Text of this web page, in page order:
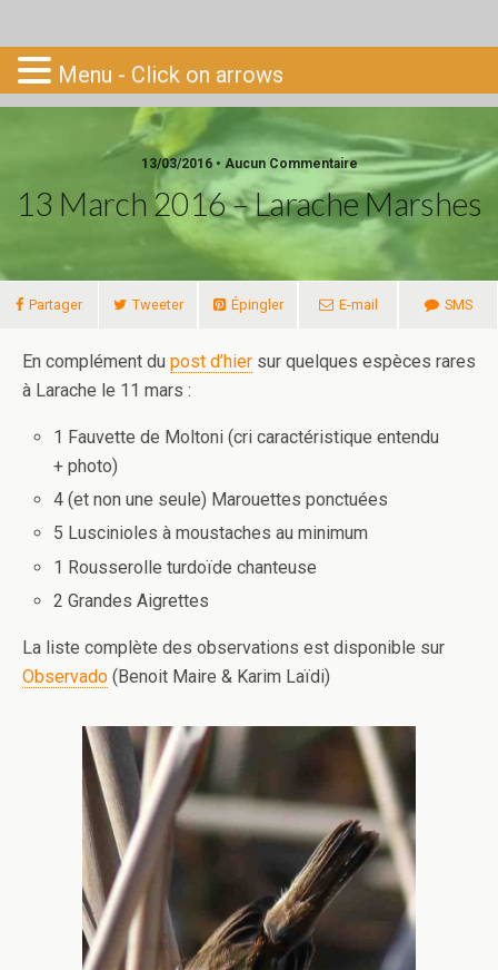
Go-South
13/03/2016 • Aucun Commentaire
13 March 2016 – Larache Marshes
Partager Tweeter Épingler E-mail SMS
En complément du post d’hier sur quelques espèces rares
à Larache le 11 mars :
1 Fauvette de Moltoni (cri caractéristique entendu
+ photo)
4 (et non une seule) Marouettes ponctuées
5 Luscinioles à moustaches au minimum
1 Rousserolle turdoïde chanteuse
2 Grandes Aigrettes
La liste complète des observations est disponible sur
Observado (Benoit Maire & Karim Laïdi)
Menu - Click on arrows